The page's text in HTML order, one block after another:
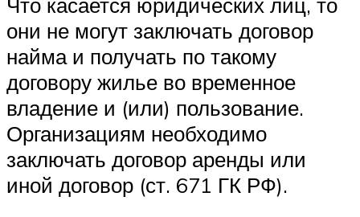
они не могут заключать договор
найма и получать по такому
договору жилье во временное
владение и (или) пользование.
Организациям необходимо
заключать договор аренды или
иной договор (ст. 671 ГК РФ).